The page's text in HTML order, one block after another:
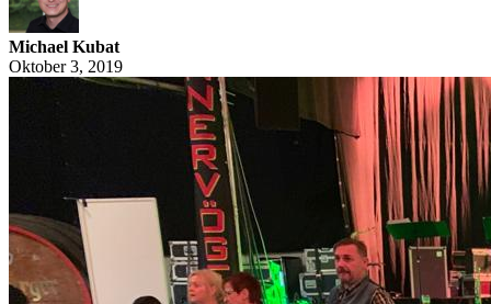
Michael Kubat
Oktober 3, 2019